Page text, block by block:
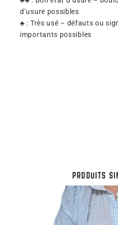
d’usure possibles
♣ : Très usé – défauts ou
importants possibles
PRODUITS